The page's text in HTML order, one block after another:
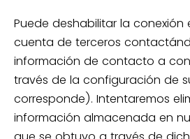
Puede deshabilitar la conexión
cuenta de terceros
información de contacto a
través de la configuración de
corresponde). Intentaremos
información almacenada en